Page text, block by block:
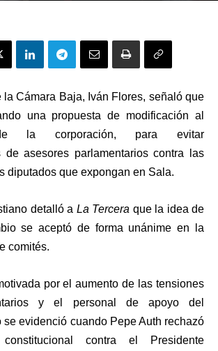
la Cámara Baja, Iván Flores, señaló que
una propuesta de modificación al
la corporación, para evitar
de asesores parlamentarios contra las
diputados que expongan en Sala.
detalló a La Tercera que la idea de
se aceptó de forma unánime en la
comités.
por el aumento de las tensiones
y el personal de apoyo del
se evidenció cuando Pepe Auth rechazó
contra el Presidente